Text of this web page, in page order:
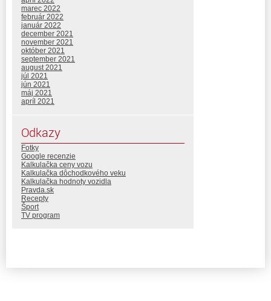
marec 2022
február 2022
január 2022
december 2021
november 2021
október 2021
september 2021
august 2021
júl 2021
jún 2021
máj 2021
apríl 2021
Odkazy
Fotky
Google recenzie
Kalkulačka ceny vozu
Kalkulačka dôchodkového veku
Kalkulačka hodnoty vozidla
Pravda.sk
Recepty
Šport
TV program